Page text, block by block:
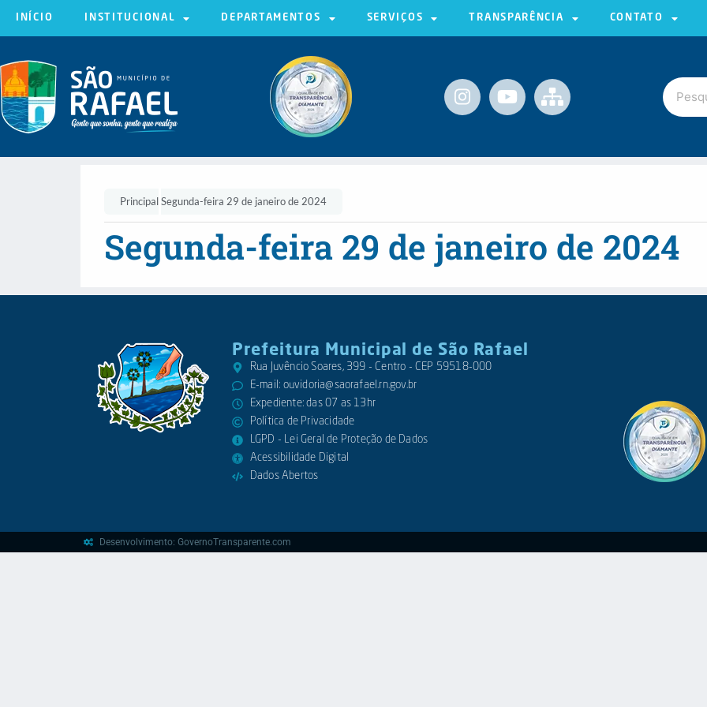
INÍCIO INSTITUCIONAL DEPARTAMENTOS SERVIÇOS TRANSPARÊNCIA CONTATO
PrincipalSegunda-feira 29 de janeiro de 2024
Segunda-feira 29 de janeiro de 2024
Prefeitura Municipal de São Rafael
Rua Juvêncio Soares, 399 - Centro - CEP 59518-000
E-mail: ouvidoria@saorafael.rn.gov.br
Expediente: das 07 as 13hr
Política de Privacidade
LGPD - Lei Geral de Proteção de Dados
Acessibilidade Digital
Dados Abertos
Desenvolvimento: GovernoTransparente.com